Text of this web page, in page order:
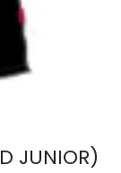
JUNIOR)